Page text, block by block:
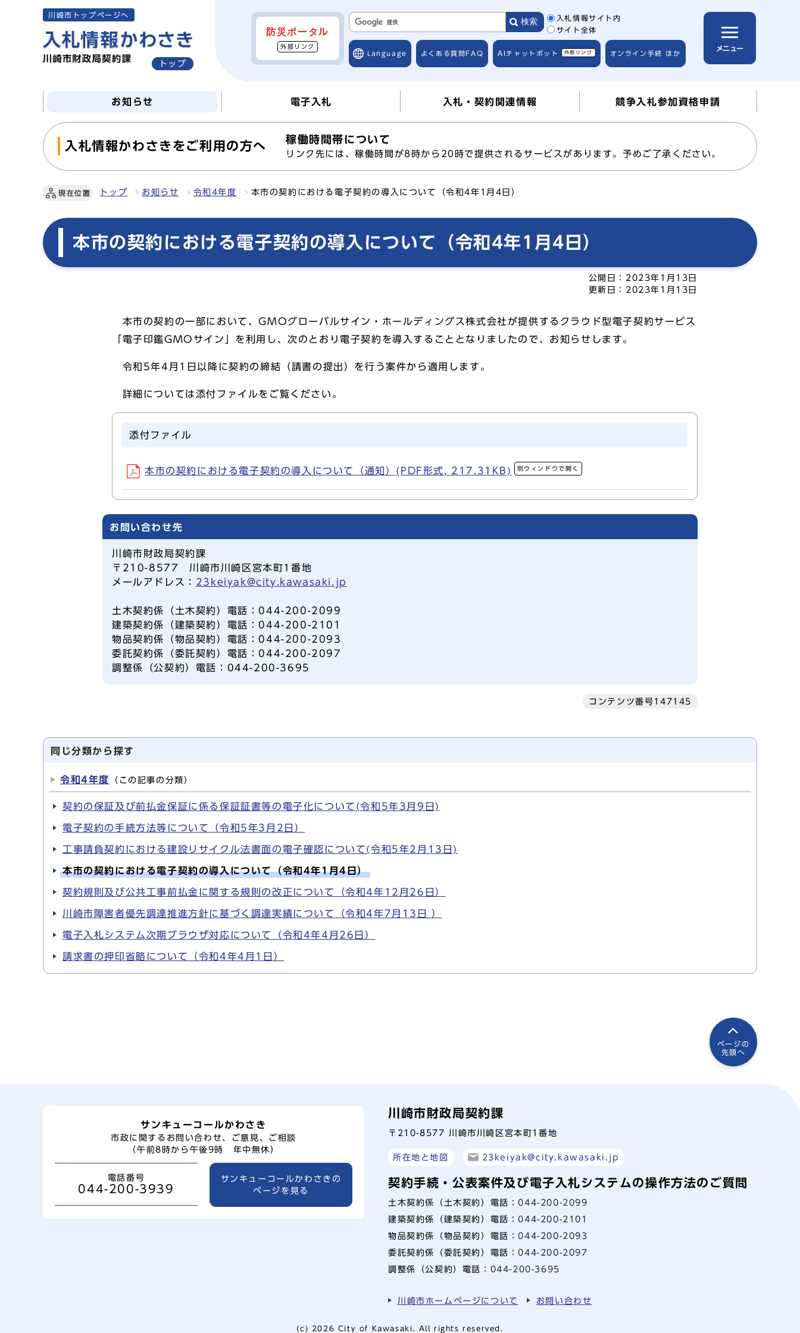
川崎市トップページへ
トップ
防災ポータル
外部リンク
検索 サイト内検索の範囲
入札情報サイト内
サイト全体
Language よくある質問 FAQ AIチャットボット 外部リンク オンライン手続 ほか
メニュー
お知らせ 電子入札 入札・契約関連情報 競争入札参加資格申請
入札情報かわさきをご利用の方へ
稼働時間帯について
リンク先には、稼働時間が8時から20時で提供されるサービスがあります。予めご了承ください。
現在位置 トップ お知らせ 令和4年度 本市の契約における電子契約の導入について（令和4年1月4日）
本市の契約における電子契約の導入について（令和4年1月4日）
公開日： 2023年1月13日
更新日： 2023年1月13日
本市の契約の一部において、GMOグローバルサイン・ホールディングス株式会社が提供するクラウド型電子契約サービス
「電子印鑑GMOサイン」を利用し、次のとおり電子契約を導入することとなりましたので、お知らせします。
令和5年4月1日以降に契約の締結（請書の提出）を行う案件から適用します。
詳細については添付ファイルをご覧ください。
添付ファイル
本市の契約における電子契約の導入について（通知）(PDF形式, 217.31KB) 別ウィンドウで開く
お問い合わせ先
川崎市財政局契約課
〒210-8577 川崎市川崎区宮本町1番地
メールアドレス： 23keiyak@city.kawasaki.jp
土木契約係（土木契約）電話：044-200-2099
建築契約係（建築契約）電話：044-200-2101
物品契約係（物品契約）電話：044-200-2093
委託契約係（委託契約）電話：044-200-2097
調整係（公契約）電話：044-200-3695
コンテンツ番号147145
同じ分類から探す
令和4年度 （この記事の分類）
契約の保証及び前払金保証に係る保証証書等の電子化について(令和5年3月9日)
電子契約の手続方法等について（令和5年3月2日）
工事請負契約における建設リサイクル法書面の電子確認について(令和5年2月13日)
本市の契約における電子契約の導入について（令和4年1月4日）
契約規則及び公共工事前払金に関する規則の改正について（令和4年12月26日）
川崎市障害者優先調達推進方針に基づく調達実績について（令和4年7月13日 ）
電子入札システム次期ブラウザ対応について（令和4年4月26日）
請求書の押印省略について（令和4年4月1日）
ページの
先頭へ
サンキューコールかわさき
市政に関するお問い合わせ、ご意見、ご相談
（午前8時から午後9時 年中無休）
電話番号
044-200-3939
サンキューコールかわさきの
ページを見る
川崎市財政局契約課
〒210-8577 川崎市川崎区宮本町1番地
所在地と地図 23keiyak@city.kawasaki.jp
契約手続・公表案件及び電子入札システムの操作方法のご質問
土木契約係（土木契約）電話：044-200-2099
建築契約係（建築契約）電話：044-200-2101
物品契約係（物品契約）電話：044-200-2093
委託契約係（委託契約）電話：044-200-2097
調整係（公契約）電話： 044-200-3695
川崎市ホームページについて お問い合わせ
(c) 2026 City of Kawasaki. All rights reserved.